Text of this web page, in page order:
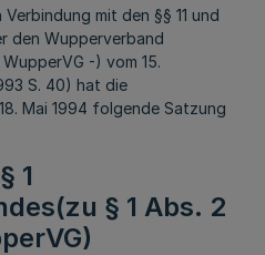
mit den §§ 11 und
den Wupperverband
-) vom 15.
S. 40) hat die
Mai 1994 folgende Satzung
§ 1
§ 1 Abs. 2